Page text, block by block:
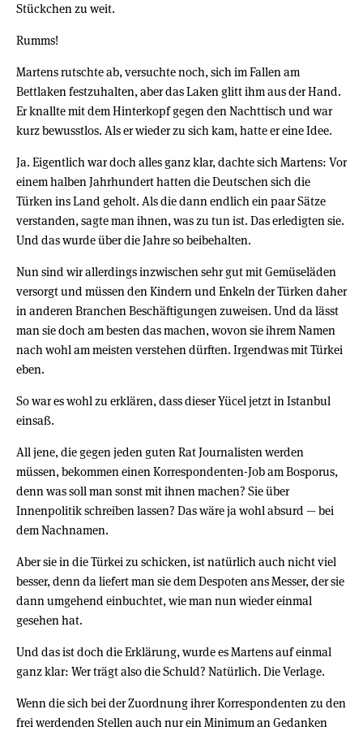
Stückchen zu weit.
Rumms!
Martens rutschte ab, versuchte noch, sich im Fallen am
Bettlaken festzuhalten, aber das Laken glitt ihm aus der Hand.
Er knallte mit dem Hinterkopf gegen den Nachttisch und war
kurz bewusstlos. Als er wieder zu sich kam, hatte er eine Idee.
Ja. Eigentlich war doch alles ganz klar, dachte sich Martens: Vor
einem halben Jahrhundert hatten die Deutschen sich die
Türken ins Land geholt. Als die dann endlich ein paar Sätze
verstanden, sagte man ihnen, was zu tun ist. Das erledigten sie.
Und das wurde über die Jahre so beibehalten.
Nun sind wir allerdings inzwischen sehr gut mit Gemüseläden
versorgt und müssen den Kindern und Enkeln der Türken daher
in anderen Branchen Beschäftigungen zuweisen. Und da lässt
man sie doch am besten das machen, wovon sie ihrem Namen
nach wohl am meisten verstehen dürften. Irgendwas mit Türkei
eben.
So war es wohl zu erklären, dass dieser Yücel jetzt in Istanbul
einsaß.
All jene, die gegen jeden guten Rat Journalisten werden
müssen, bekommen einen Korrespondenten-Job am Bosporus,
denn was soll man sonst mit ihnen machen? Sie über
Innenpolitik schreiben lassen? Das wäre ja wohl absurd — bei
dem Nachnamen.
Aber sie in die Türkei zu schicken, ist natürlich auch nicht viel
besser, denn da liefert man sie dem Despoten ans Messer, der sie
dann umgehend einbuchtet, wie man nun wieder einmal
gesehen hat.
Und das ist doch die Erklärung, wurde es Martens auf einmal
ganz klar: Wer trägt also die Schuld? Natürlich. Die Verlage.
Wenn die sich bei der Zuordnung ihrer Korrespondenten zu den
frei werdenden Stellen auch nur ein Minimum an Gedanken